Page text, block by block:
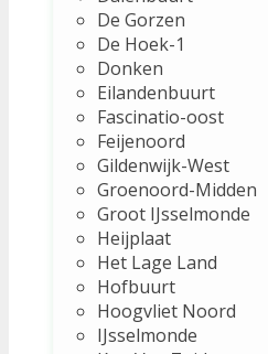
De Gorzen
De Hoek-1
Donken
Eilandenbuurt
Fascinatio-oost
Feijenoord
Gildenwijk-West
Groenoord-Midden
Groot IJsselmonde
Heijplaat
Het Lage Land
Hofbuurt
Hoogvliet Noord
IJsselmonde